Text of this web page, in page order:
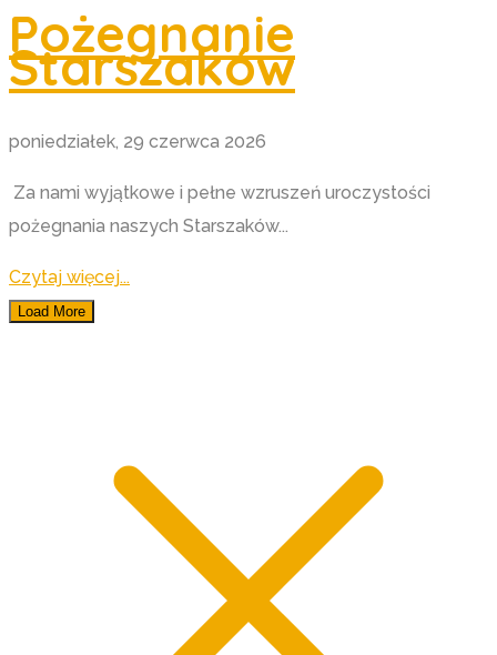
Pożegnanie
Starszaków
poniedziałek, 29 czerwca 2026
Za nami wyjątkowe i pełne wzruszeń uroczystości
pożegnania naszych Starszaków...
Czytaj więcej...
Load More